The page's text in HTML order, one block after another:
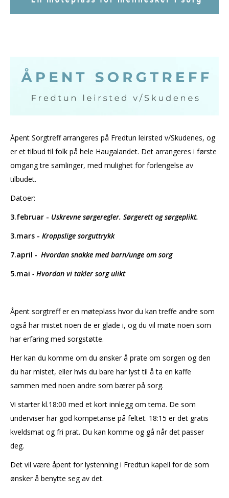
Åpent Sorgtreff arrangeres på Fredtun leirsted v/Skudenes, og
er et tilbud til folk på hele Haugalandet. Det arrangeres i første
omgang tre samlinger, med mulighet for forlengelse av
tilbudet.
Datoer:
3.februar - Uskrevne sørgeregler. Sørgerett og sørgeplikt.
3.mars - Kroppslige sorguttrykk
7.april - Hvordan snakke med barn/unge om sorg
5.mai - Hvordan vi takler sorg ulikt
Åpent sorgtreff er en møteplass hvor du kan treffe andre som
også har mistet noen de er glade i, og du vil møte noen som
har erfaring med sorgstøtte.
Her kan du komme om du ønsker å prate om sorgen og den
du har mistet, eller hvis du bare har lyst til å ta en kaffe
sammen med noen andre som bærer på sorg.
Vi starter kl.18:00 med et kort innlegg om tema. De som
underviser har god kompetanse på feltet. 18:15 er det gratis
kveldsmat og fri prat. Du kan komme og gå når det passer
deg.
Det vil være åpent for lystenning i Fredtun kapell for de som
ønsker å benytte seg av det.